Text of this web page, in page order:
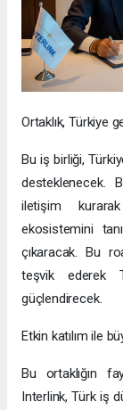
Ortaklık, Türkiye
Bu iş birliği,
desteklenecek.
iletişim
ekosistemini
çıkaracak. Bu
teşvik ederek
güçlendirecek.
Etkin katılım ile
Bu ortaklığın
Interlink, Türk iş